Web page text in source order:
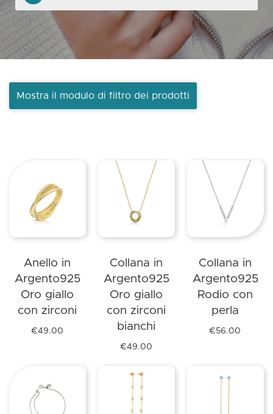
Mostra il modulo di filtro dei prodotti
PREZZO
€119
COLLEZIONE
CATEGORIA
Categoria
Anello in
Argento925
Oro giallo
con zirconi
€49.00
più
varianti.
Collana in
Argento925
Oro giallo
con zirconi
bianchi
€49.00
Collana in
Argento925
Rodio con
perla
€56.00